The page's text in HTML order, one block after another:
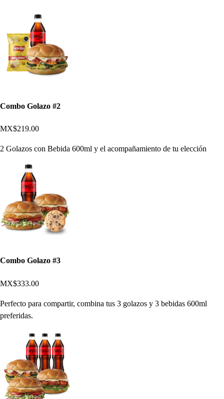
Combo Golazo #2
MX$219.00
2 Golazos con Bebida 600ml y el acompañamiento de tu elección
Combo Golazo #3
MX$333.00
Perfecto para compartir, combina tus 3 golazos y 3 bebidas 600ml
preferidas.